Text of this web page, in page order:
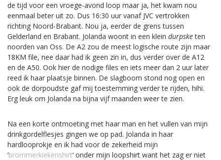
de tijd voor een vroege-avond loop maar ja, het kwam nou
eenmaal beter uit zo. Dus 16:30 uur vanaf JVC vertrokken
richting Noord-Brabant. Nou ja, eerder de grens tussen
Gelderland en Brabant. Jolanda woont in een klein durpsketen
noorden van Oss. De A2 zou de meest logische route zijn maar
18KM file, nee daar had ik geen zin in, dus verder over de A12
en de A50. Ook hier de nodige files en iets meer dan 2 uur later
reed ik haar plaatsje binnen. De slagboom stond nog open en
ook de dorpoudste gaf mij toestemming verder te rijden, hihi.
Erg leuk om Jolanda na bijna vijf maanden weer te zien.
Na een korte ontmoeting met haar man en het vullen van mijn
drinkgordelflesjes gingen we op pad. Jolanda in haar
hardlooprokje en ik had voor de zekerheid mijn
‘brommerkiekenshirt‘ onder mijn loopshirt want het zag er niet